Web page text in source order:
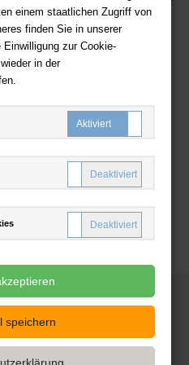
einem staatlichen Zugriff von
finden Sie in unserer
zur Cookie-
in der
ein Angebot der